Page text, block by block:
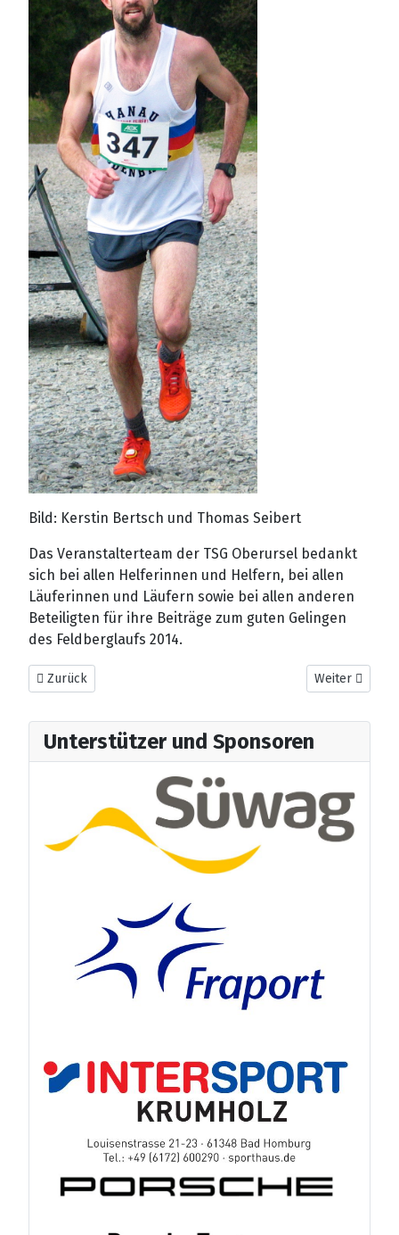
Bild: Kerstin Bertsch und Thomas Seibert
Das Veranstalterteam der TSG Oberursel bedankt
sich bei allen Helferinnen und Helfern, bei allen
Läuferinnen und Läufern sowie bei allen anderen
Beteiligten für ihre Beiträge zum guten Gelingen
des Feldberglaufs 2014.
Vorheriger Beitrag: Ausschreibung zum 35. Süwag-Energie
Zurück Nächster
Weiter
Unterstützer und Sponsoren